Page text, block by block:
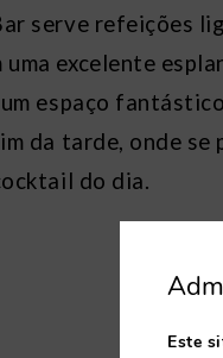
serve refeições
uma excelente
espaço
da tarde, onde se
do dia.
Este